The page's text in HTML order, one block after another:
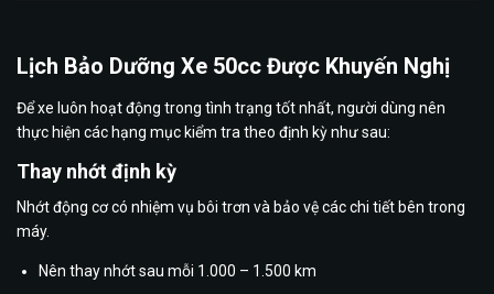
Lịch Bảo Dưỡng Xe 50cc Được Khuyến Nghị
Để xe luôn hoạt động trong tình trạng tốt nhất, người dùng nên
thực hiện các hạng mục kiểm tra theo định kỳ như sau:
Thay nhớt định kỳ
Nhớt động cơ có nhiệm vụ bôi trơn và bảo vệ các chi tiết bên trong
máy.
Nên thay nhớt sau mỗi 1.000 – 1.500 km